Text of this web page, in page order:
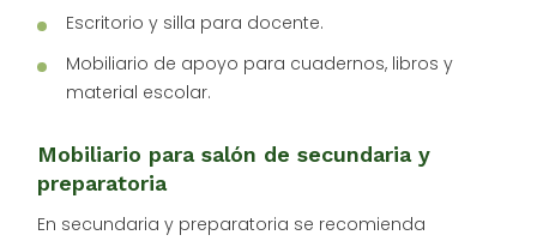
Escritorio y silla para docente.
Mobiliario de apoyo para cuadernos, libros y
material escolar.
Mobiliario para salón de secundaria y
preparatoria
En secundaria y preparatoria se recomienda